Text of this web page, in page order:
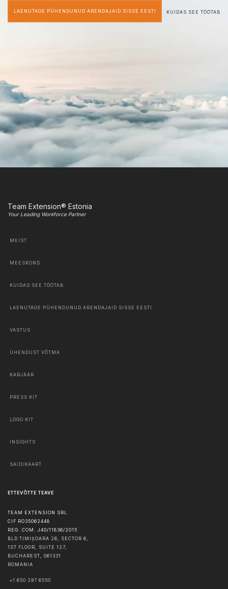
LAENUTAGE PÜHENDUNUD ARENDAJAID SISSE EESTI KUIDAS SEE TÖÖTAB
Team Extension® Estonia
Your Leading Workforce Partner
MEIST
MEESKOND
KUIDAS SEE TÖÖTAB
LAENUTAGE PÜHENDUNUD ARENDAJAID SISSE EESTI
VASTUS
ÜHENDUST VÕTMA
KARJÄÄR
PRESS KIT
LOGO KIT
INSIGHTS
SAIDIKAART
ETTEVÕTTE TEAVE
TEAM EXTENSION SRL
CIF RO35062448
REG. COM. J40/11836/2015
BLD TIMIȘOARA 26, SECTOR 6,
1ST FLOOR, SUITE 127,
BUCHAREST, 061331
ROMANIA
+1 650 297 6550